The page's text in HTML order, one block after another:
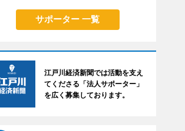
サポーター 一覧
江戸川経済新聞では活動を支え
てくださる「法人サポーター」
を広く募集しております。